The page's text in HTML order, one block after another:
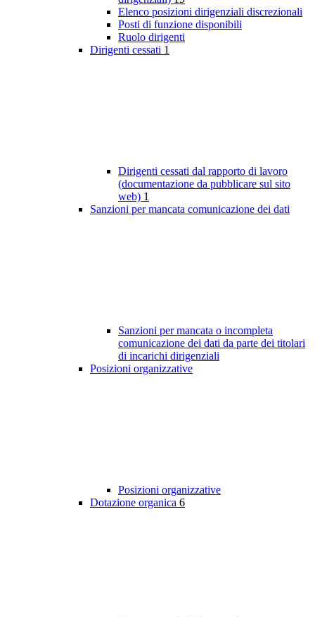
Elenco posizioni dirigenziali discrezionali
Posti di funzione disponibili
Ruolo dirigenti
Dirigenti cessati 1
Dirigenti cessati dal rapporto di lavoro
(documentazione da pubblicare sul sito
web) 1
Sanzioni per mancata comunicazione dei dati
Sanzioni per mancata o incompleta
comunicazione dei dati da parte dei titolari
di incarichi dirigenziali
Posizioni organizzative
Posizioni organizzative
Dotazione organica 6